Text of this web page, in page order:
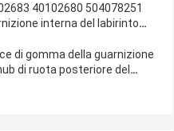
delle guarnizioni: NBR
40102680 504078251
interna del labirinto
di IVECO 100*130*13/14
di gomma della guarnizione
di ruota posteriore del